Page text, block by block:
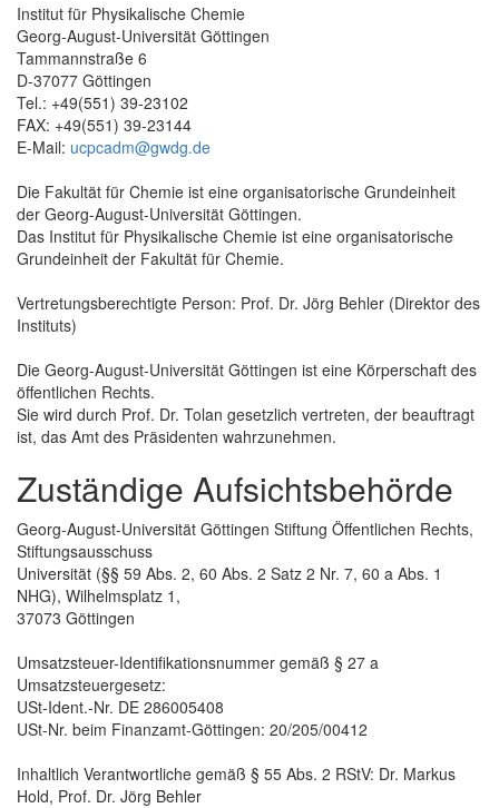
Institut für Physikalische Chemie
Georg-August-Universität Göttingen
Tammannstraße 6
D-37077 Göttingen
Tel.: +49(551) 39-23102
FAX: +49(551) 39-23144
E-Mail: ucpcadm@gwdg.de
Die Fakultät für Chemie ist eine organisatorische Grundeinheit
der Georg-August-Universität Göttingen.
Das Institut für Physikalische Chemie ist eine organisatorische
Grundeinheit der Fakultät für Chemie.
Vertretungsberechtigte Person: Prof. Dr. Jörg Behler (Direktor des
Instituts)
Die Georg-August-Universität Göttingen ist eine Körperschaft des
öffentlichen Rechts.
Sie wird durch Prof. Dr. Tolan gesetzlich vertreten, der beauftragt
ist, das Amt des Präsidenten wahrzunehmen.
Zuständige Aufsichtsbehörde
Georg-August-Universität Göttingen Stiftung Öffentlichen Rechts,
Stiftungsausschuss
Universität (§§ 59 Abs. 2, 60 Abs. 2 Satz 2 Nr. 7, 60 a Abs. 1
NHG), Wilhelmsplatz 1,
37073 Göttingen
Umsatzsteuer-Identifikationsnummer gemäß § 27 a
Umsatzsteuergesetz:
USt-Ident.-Nr. DE 286005408
USt-Nr. beim Finanzamt-Göttingen: 20/205/00412
Inhaltlich Verantwortliche gemäß § 55 Abs. 2 RStV: Dr. Markus
Hold, Prof. Dr. Jörg Behler